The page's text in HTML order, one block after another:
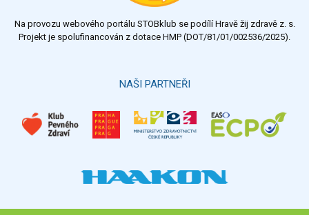
Výsledky Všechny ankety
Na provozu webového portálu STOBklub se podílí Hravě žij zdravě z. s.
Projekt je spolufinancován z dotace HMP (DOT/81/01/002536/2025).
NAŠI PARTNEŘI